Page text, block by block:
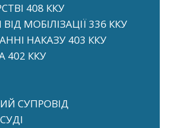
408 ККУ
МОБІЛІЗАЦІЇ 336 ККУ
НАКАЗУ 403 ККУ
402 ККУ
СУПРОВІД